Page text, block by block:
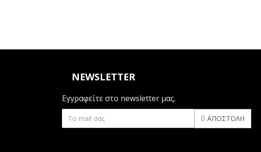
NEWSLETTER
Εγγραφείτε στο newsletter μας.
ΑΠΟΣΤΟΛΉ